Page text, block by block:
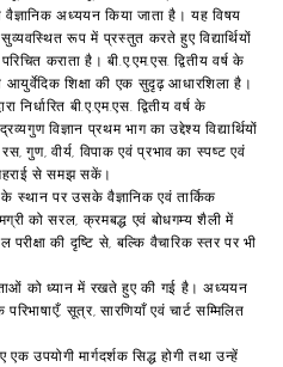
अध्ययन किया जाता है। यह विषय
रूप में प्रस्तुत करते हुए विद्यार्थियों
कराता है। बी.ए.एम.एस. द्वितीय वर्ष के
आयुर्वेदिक शिक्षा की एक सुदृढ़ आधारशिला है।
बी.ए.एम.एस. द्वितीय वर्ष के
विज्ञान प्रथम भाग का उद्देश्य विद्यार्थियों
गुण, वीर्य, विपाक एवं प्रभाव का स्पष्ट एवं
से समझ सकें।
पर उसके वैज्ञानिक एवं तार्किक
को सरल, क्रमबद्ध एवं बोधगम्य शैली में
की दृष्टि से, बल्कि वैचारिक स्तर पर भी
को ध्यान में रखते हुए की गई है। अध्ययन
सूत्र, सारणियाँ एवं चार्ट सम्मिलित
उपयोगी मार्गदर्शक सिद्ध होगी तथा उन्हें